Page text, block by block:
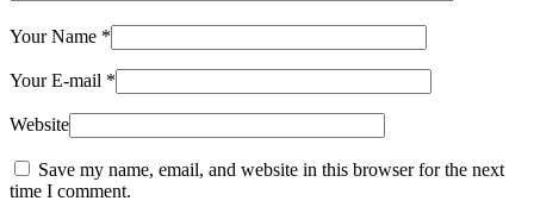
Your Name *
Your E-mail *
Website
Save my name, email, and website in this browser for the next
time I comment.